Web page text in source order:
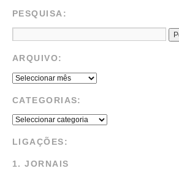
PESQUISA:
ARQUIVO:
CATEGORIAS:
LIGAÇÕES:
1. JORNAIS